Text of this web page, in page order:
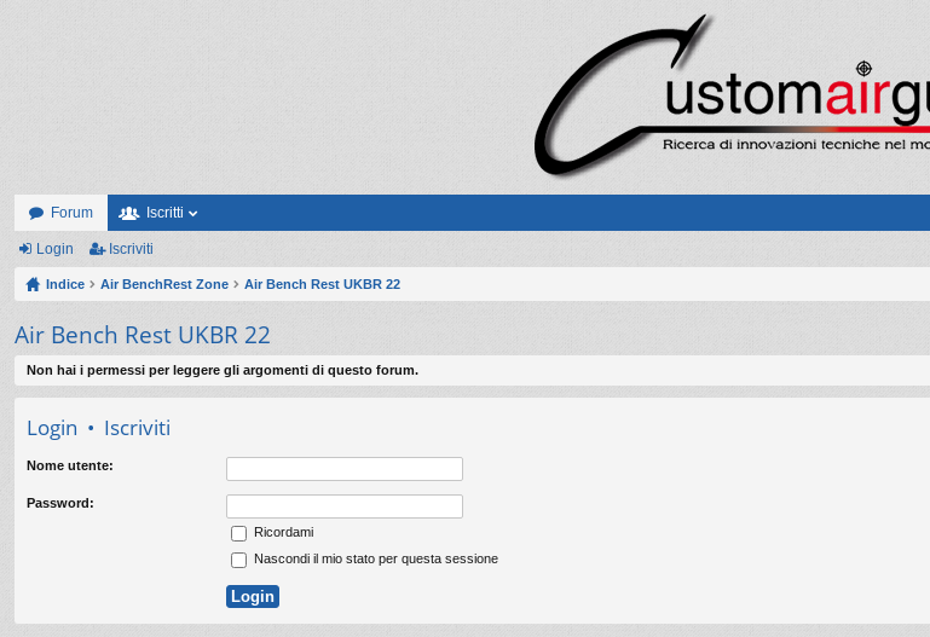
Forum Iscritti
Login Iscriviti
Indice Air BenchRest Zone Air Bench Rest UKBR 22
Air Bench Rest UKBR 22
Non hai i permessi per leggere gli argomenti di questo forum.
Login • Iscriviti
Nome utente:
Password:
Ricordami
Nascondi il mio stato per questa sessione